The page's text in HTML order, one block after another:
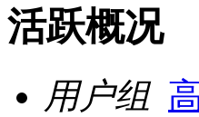
活跃概况
用户组